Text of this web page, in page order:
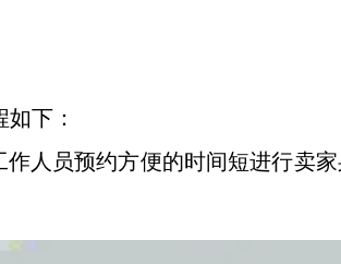
下：
人员预约方便的时间短进行卖